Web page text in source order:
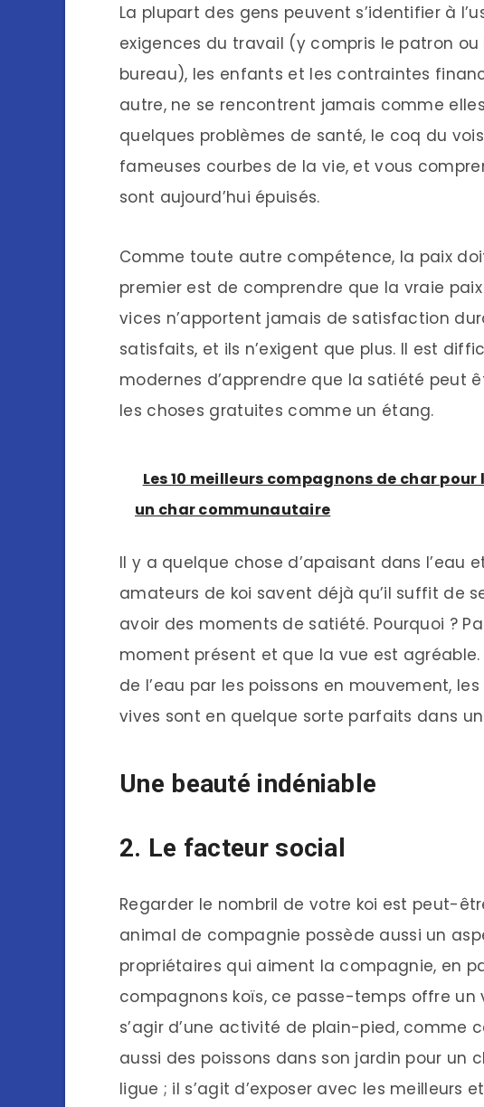
La plupart des gens peuvent s’identifier à
exigences du travail (y compris le patron
bureau), les enfants et les contraintes
autre, ne se rencontrent jamais comme
quelques problèmes de santé, le coq du
fameuses courbes de la vie, et vous
sont aujourd’hui épuisés.
Comme toute autre compétence, la paix
premier est de comprendre que la vraie
vices n’apportent jamais de satisfaction
satisfaits, et ils n’exigent que plus. Il est
modernes d’apprendre que la satiété peut
les choses gratuites comme un étang.
Les 10 meilleurs compagnons de char
un char communautaire
Il y a quelque chose d’apaisant dans l’eau
amateurs de koi savent déjà qu’il suffit de
avoir des moments de satiété. Pourquoi ?
moment présent et que la vue est
de l’eau par les poissons en mouvement,
vives sont en quelque sorte parfaits dans
Une beauté indéniable
2. Le facteur social
Regarder le nombril de votre koi est peut-
animal de compagnie possède aussi un
propriétaires qui aiment la compagnie, en
compagnons koïs, ce passe-temps offre un
s’agir d’une activité de plain-pied, comme
aussi des poissons dans son jardin pour un
ligue ; il s’agit d’exposer avec les meilleurs